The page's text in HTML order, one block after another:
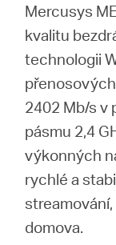
Czech
Mercusys
kvalitu
technologii
2402 Mb/s v
pásmu 2,4
výkonných
rychlé a
domova.